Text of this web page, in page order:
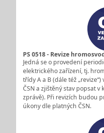
PS 0518 - Revize
Jedná se o provedení
elektrického zařízení, tj.
třídy A a B (dále též
ČSN a zjištěný stav popsat
zprávě). Při revizích budou
úkony dle platných ČSN.